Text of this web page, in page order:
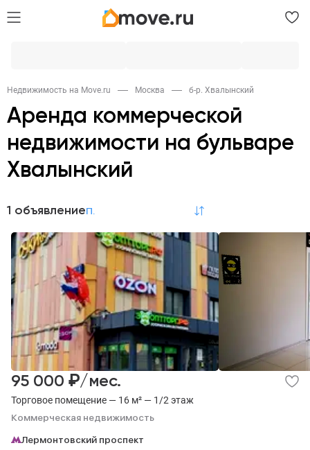
Недвижимость на Move.ru Москва б-р. Хвалынский
Аренда коммерческой
недвижимости на бульваре
Хвалынский
1 объявление
Торговое помещение — 16 м² — 1/2 этаж
Коммерческая недвижимость
95 000 ₽/мес.
Лермонтовский проспект